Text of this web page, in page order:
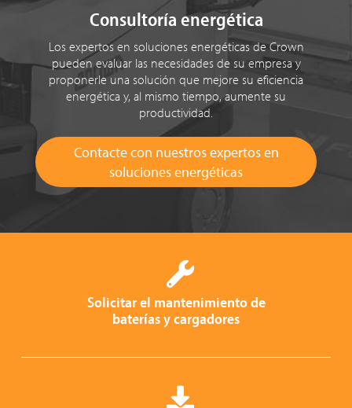
Consultoría energética
Los expertos en soluciones energéticas de Crown
pueden evaluar las necesidades de su empresa y
proponerle una solución que mejore su eficiencia
energética y, al mismo tiempo, aumente su
productividad.
Contacte con nuestros expertos en
soluciones energéticas
Solicitar el mantenimiento de
baterías y cargadores